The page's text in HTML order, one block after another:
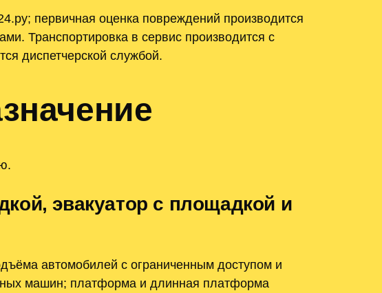
первичная оценка повреждений производится
Транспортировка в сервис производится с
диспетчерской службой.
эвакуатор с площадкой и
автомобилей с ограниченным доступом и
машин; платформа и длинная платформа